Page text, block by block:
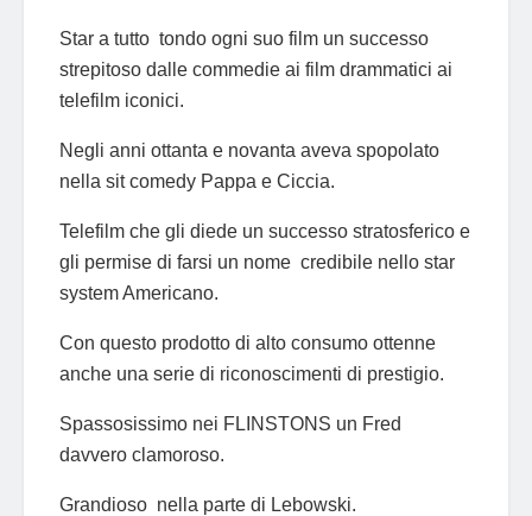
Star a tutto tondo ogni suo film un successo
strepitoso dalle commedie ai film drammatici ai
telefilm iconici.
Negli anni ottanta e novanta aveva spopolato
nella sit comedy Pappa e Ciccia.
Telefilm che gli diede un successo stratosferico e
gli permise di farsi un nome credibile nello star
system Americano.
Con questo prodotto di alto consumo ottenne
anche una serie di riconoscimenti di prestigio.
Spassosissimo nei FLINSTONS un Fred
davvero clamoroso.
Grandioso nella parte di Lebowski.